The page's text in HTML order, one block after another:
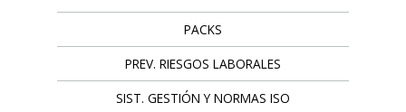
PACKS
PREV. RIESGOS LABORALES
SIST. GESTIÓN Y NORMAS ISO